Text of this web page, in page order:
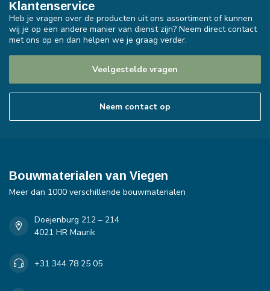
Klantenservice
Heb je vragen over de producten uit ons assortiment of kunnen
wij je op een andere manier van dienst zijn? Neem direct contact
met ons op en dan helpen we je graag verder.
Veelgestelde vragen
Neem contact op
Bouwmaterialen van Viegen
Meer dan 1000 verschillende bouwmaterialen
Doejenburg 212 – 214
4021 HR Maurik
+31 344 78 25 05